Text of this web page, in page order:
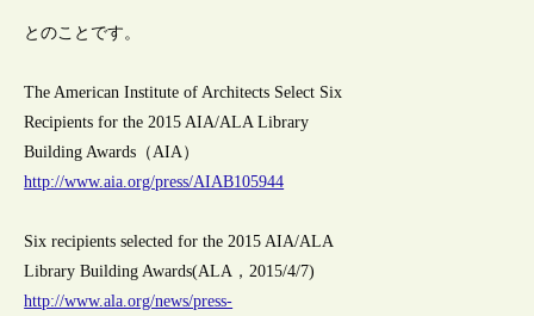
とのことです。
The American Institute of Architects Select Six
Recipients for the 2015 AIA/ALA Library
Building Awards（AIA）
http://www.aia.org/press/AIAB105944
Six recipients selected for the 2015 AIA/ALA
Library Building Awards(ALA，2015/4/7)
http://www.ala.org/news/press-